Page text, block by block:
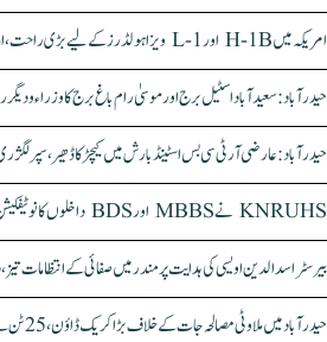
امریکہ میں H-1B اور L-1 ویزا ہولڈرز کے لیے بڑی راحت، اب ملک چھوڑے بغیر ویزا تجدید ممکن
حیدرآباد: سعیدآباد اسٹیل برج اور موسیٰ رام باغ برج کا وزراء و دیگر
حیدرآباد: عارضی آر ٹی سی بس اسٹینڈ بارش میں کیچڑ کا ڈھیر، سپر
KNRUHS نے MBBS اور BDS داخلوں کا نوٹیفکیشن جاری کر دیا
بیرسٹر اسدالدین اویسی کی ہدایت پر مندر میں صفائی کے انتظامات
حیدرآباد میں ملاوٹی مصالحہ جات کے خلاف بڑا کریک ڈاؤن، 25 ٹن سے زائد مصالحے ضبط، 3 گرفتار